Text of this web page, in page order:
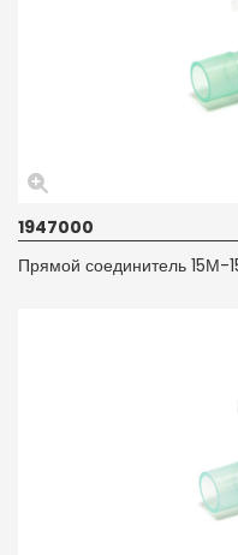
1947000
Прямой соединитель 15М-